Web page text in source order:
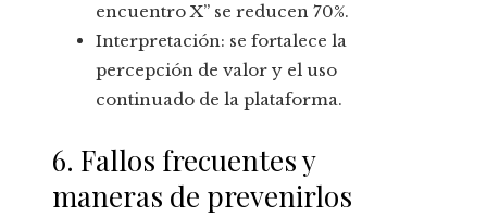
encuentro X” se reducen 70%.
Interpretación: se fortalece la
percepción de valor y el uso
continuado de la plataforma.
6. Fallos frecuentes y
maneras de prevenirlos